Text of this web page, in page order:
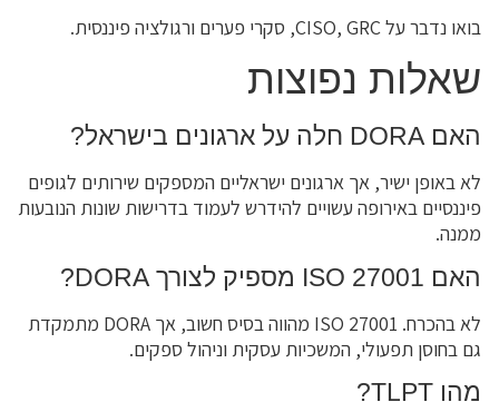
בואו נדבר על CISO, GRC, סקרי פערים ורגולציה פיננסית.
שאלות נפוצות
האם DORA חלה על ארגונים בישראל?
לא באופן ישיר, אך ארגונים ישראליים המספקים שירותים לגופים
פיננסיים באירופה עשויים להידרש לעמוד בדרישות שונות הנובעות
ממנה.
האם ISO 27001 מספיק לצורך DORA?
לא בהכרח. ISO 27001 מהווה בסיס חשוב, אך DORA מתמקדת
גם בחוסן תפעולי, המשכיות עסקית וניהול ספקים.
מהו TLPT?